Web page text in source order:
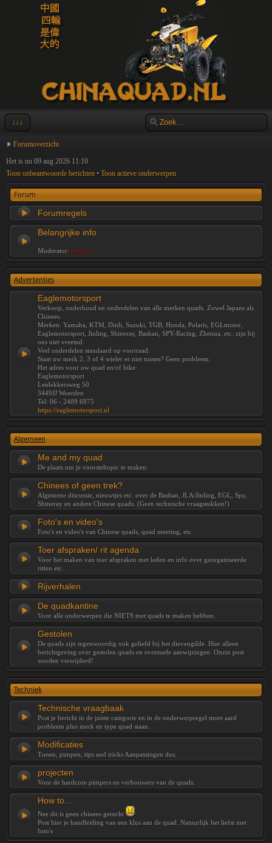
↓↓↓
Forumoverzicht
Het is nu 09 aug 2026 11:10
Toon onbeantwoorde berichten • Toon actieve onderwerpen
Forum
Forumregels
Belangrijke info
Moderator: nimda
Advertenties
Eaglemotorsport
Verkoop, onderhoud en onderdelen van alle merken quads. Zowel Japans als
Chinees.
Merken: Yamaha, KTM, Dinli, Suzuki, TGB, Honda, Polaris, EGLmotor,
Eaglemotorsport, Jinling, Shineray, Bashan, SPY-Racing, Zhenua, etc. zijn bij
ons niet vreemd.
Veel onderdelen standaard op voorraad.
Staat uw merk 2, 3 of 4 wieler er niet tussen? Geen probleem.
Het adres voor uw quad en/of bike:
Eaglemotorsport
Leidekkersweg 50
3449JJ Woerden
Tel: 06 - 2409 6975
https://eaglemotorsport.nl
Algemeen
Me and my quad
De plaats om je voorsteltopic te maken.
Chinees of geen trek?
Algemene discussie, nieuwtjes etc. over de Bashan, JLA/Jinling, EGL, Spy,
Shineray en andere Chinese quads. (Geen technische vraagstukken!)
Foto's en video's
Foto's en video's van Chinese quads, quad meeting, etc.
Toer afspraken/ rit agenda
Voor het maken van toer afspraken met leden en info over georganiseerde
ritten etc.
Rijverhalen
De quadkantine
Voor alle onderwerpen die NIETS met quads te maken hebben.
Gestolen
De quads zijn tegenwoordig ook geliefd bij het dievengilde. Hier alleen
berichtgeving over gestolen quads en eventuele aanwijzingen. Onzin post
worden verwijderd!
Techniek
Technische vraagbaak
Post je bericht in de juiste categorie en in de onderwerpregel moet aard
probleem plus merk en type quad staan.
Modificaties
Tunen, pimpen, tips and tricks Aanpassingen dus.
projecten
Voor de hardcore pimpers en verbouwers van de quads.
How to...
Nee dit is geen chinees gerecht
Post hier je handleiding van een klus aan de quad. Natuurlijk het liefst met
foto's